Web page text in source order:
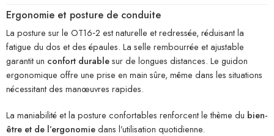
Ergonomie et posture de conduite
La posture sur le OT16‑2 est naturelle et redressée, réduisant la
fatigue du dos et des épaules. La selle rembourrée et ajustable
garantit un confort durablesur de longues distances. Le guidon
ergonomique offre une prise en main sûre, même dans les situations
nécessitant des manœuvres rapides.
La maniabilité et la posture confortables renforcent le thème du bien-
être et de l’ergonomiedans l’utilisation quotidienne.